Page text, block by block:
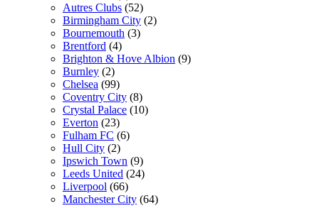
Autres Clubs (52)
Birmingham City (2)
Bournemouth (3)
Brentford (4)
Brighton & Hove Albion (9)
Burnley (2)
Chelsea (99)
Coventry City (8)
Crystal Palace (10)
Everton (23)
Fulham FC (6)
Hull City (2)
Ipswich Town (9)
Leeds United (24)
Liverpool (66)
Manchester City (64)